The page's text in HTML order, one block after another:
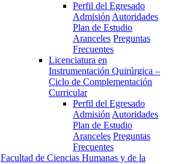
Perfil del Egresado
Admisión Autoridades
Plan de Estudio
Aranceles Preguntas
Frecuentes
Licenciatura en
Instrumentación Quirúrgica –
Ciclo de Complementación
Curricular
Perfil del Egresado
Admisión Autoridades
Plan de Estudio
Aranceles Preguntas
Frecuentes
Facultad de Ciencias Humanas y de la